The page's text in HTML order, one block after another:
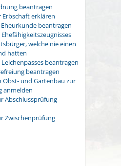
beantragen
Erbschaft erklären
beantragen
welche nie einen
hatten
beantragen
beantragen
Obst- und Gartenbau zur
anmelden
Abschlussprüfung
Zwischenprüfung